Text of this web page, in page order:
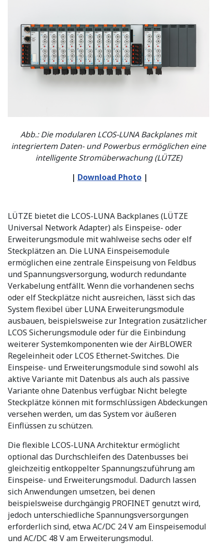
Abb.: Die modularen LCOS-LUNA Backplanes mit
integriertem Daten- und Powerbus ermöglichen eine
intelligente Stromüberwachung (LÜTZE)
| Download Photo |
LÜTZE bietet die LCOS-LUNA Backplanes (LÜTZE
Universal Network Adapter) als Einspeise- oder
Erweiterungsmodule mit wahlweise sechs oder elf
Steckplätzen an. Die LUNA Einspeisemodule
ermöglichen eine zentrale Einspeisung von Feldbus
und Spannungsversorgung, wodurch redundante
Verkabelung entfällt. Wenn die vorhandenen sechs
oder elf Steckplätze nicht ausreichen, lässt sich das
System flexibel über LUNA Erweiterungsmodule
ausbauen, beispielsweise zur Integration zusätzlicher
LCOS Sicherungsmodule oder für die Einbindung
weiterer Systemkomponenten wie der AirBLOWER
Regeleinheit oder LCOS Ethernet-Switches. Die
Einspeise- und Erweiterungsmodule sind sowohl als
aktive Variante mit Datenbus als auch als passive
Variante ohne Datenbus verfügbar. Nicht belegte
Steckplätze können mit formschlüssigen Abdeckungen
versehen werden, um das System vor äußeren
Einflüssen zu schützen.
Die flexible LCOS-LUNA Architektur ermöglicht
optional das Durchschleifen des Datenbusses bei
gleichzeitig entkoppelter Spannungszuführung am
Einspeise- und Erweiterungsmodul. Dadurch lassen
sich Anwendungen umsetzen, bei denen
beispielsweise durchgängig PROFINET genutzt wird,
jedoch unterschiedliche Spannungsversorgungen
erforderlich sind, etwa AC/DC 24 V am Einspeisemodul
und AC/DC 48 V am Erweiterungsmodul.